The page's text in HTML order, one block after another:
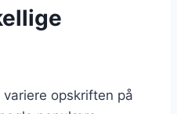
opskriften på